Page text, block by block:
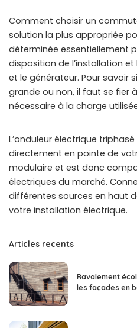
Comment choisir un
solution la plus appropriée
déterminée essentiellement
disposition de l’installation
et le générateur. Pour savoir
grande ou non, il faut se fier
nécessaire à la charge
L’onduleur électrique
directement en pointe de
modulaire et est donc
électriques du marché.
différentes sources en haut
votre installation électrique.
Articles recents
Ravalement
les façades en